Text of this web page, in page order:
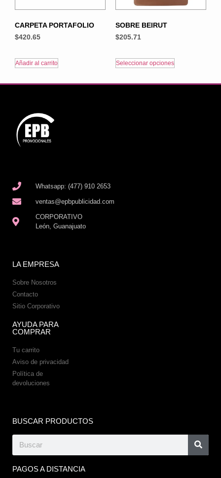
CARPETA PORTAFOLIO
$420.65
Añadir al carrito
SOBRE BEIRUT
$205.71
Seleccionar opciones
Whatsapp: (477) 910 2653
ventas@epbpublicidad.com
CORPORATIVO
León, Guanajuato
LA EMPRESA
Sobre Nosotros
Contacto
Sitio Corporativo
AYUDA PARA
COMPRAR
Tu carrito
Aviso de privacidad
Política de
devoluciones
BUSCAR PRODUCTOS
PAGOS A DISTANCIA